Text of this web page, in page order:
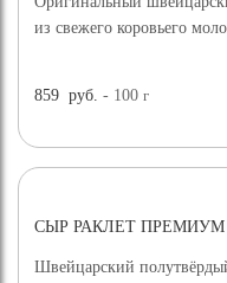
из свежего коровьего
859 руб. - 100г
СЫР РАКЛЕТ ПРЕМИУМ
Швейцарский